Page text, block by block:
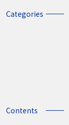
Categories
Contents